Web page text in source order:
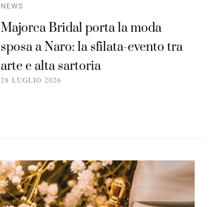
NEWS
Majorca Bridal porta la moda
sposa a Naro: la sfilata-evento tra
arte e alta sartoria
28 LUGLIO 2026